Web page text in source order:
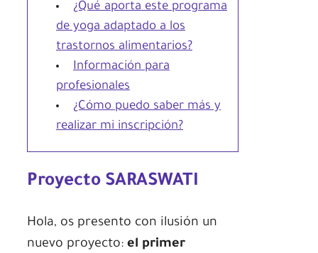
¿Qué aporta este programa
de yoga adaptado a los
trastornos alimentarios?
Información para
profesionales
¿Cómo puedo saber más y
realizar mi inscripción?
Proyecto SARASWATI
Hola, os presento con ilusión un
nuevo proyecto: el primer